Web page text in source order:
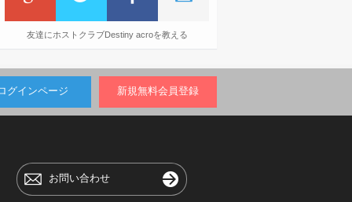
友達にホストクラブDestiny acroを教える
グインページ 新規無料会員登録
お問い合わせ